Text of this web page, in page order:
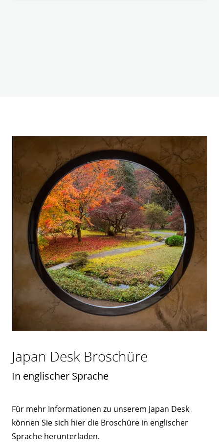
Japan Desk Broschüre
In englischer Sprache
Für mehr Informationen zu unserem Japan Desk
können Sie sich hier die Broschüre in englischer
Sprache herunterladen.